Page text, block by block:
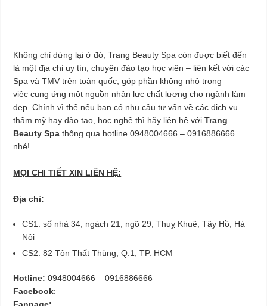
Không chỉ dừng lại ở đó, Trang Beauty Spa còn được biết đến
là một địa chỉ uy tín, chuyên đào tạo học viên – liên kết với các
Spa và TMV trên toàn quốc, góp phần không nhỏ trong
việc cung ứng một nguồn nhân lực chất lượng cho ngành làm
đẹp. Chính vì thế nếu bạn có nhu cầu tư vấn về các dịch vụ
thẩm mỹ hay đào tạo, học nghề thì hãy liên hệ vớiTrang
Beauty Spa thông qua hotline 0948004666 – 0916886666
nhé!
MỌI CHI TIẾT XIN LIÊN HỆ:
Địa chỉ:
CS1: số nhà 34, ngách 21, ngõ 29, Thuỵ Khuê, Tây Hồ, Hà
Nội
CS2: 82 Tôn Thất Thùng, Q.1, TP. HCM
Hotline:0948004666 – 0916886666
Facebook: